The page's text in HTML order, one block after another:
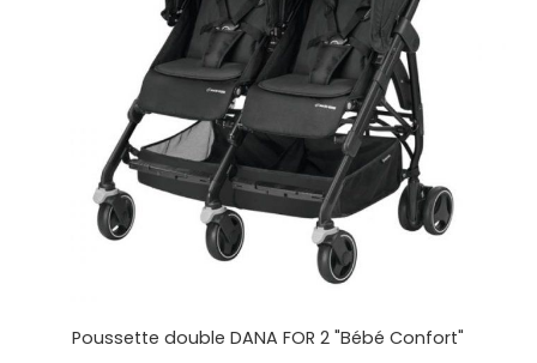
Poussette double DANA FOR 2 "Bébé Confort"